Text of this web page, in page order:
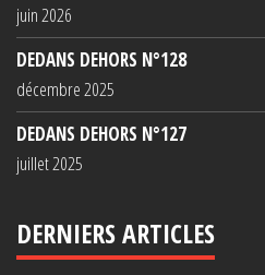
juin 2026
DEDANS DEHORS N°128
décembre 2025
DEDANS DEHORS N°127
juillet 2025
DERNIERS ARTICLES